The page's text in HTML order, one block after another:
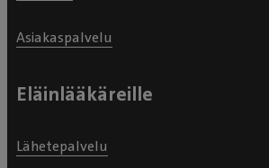
Asiakaspalvelu
Eläinlääkäreille
Lähetepalvelu